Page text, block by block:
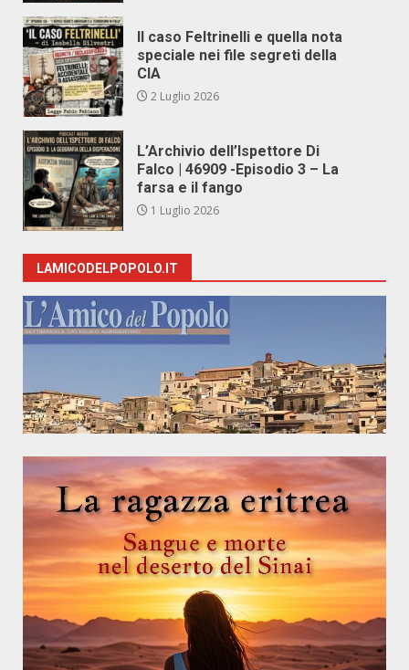
Il caso Feltrinelli e quella nota
speciale nei file segreti della
CIA
2 Luglio 2026
L’Archivio dell’Ispettore Di
Falco | 46909 -Episodio 3 – La
farsa e il fango
1 Luglio 2026
LAMICODELPOPOLO.IT